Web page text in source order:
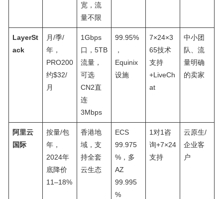
宽，流
量不限
LayerSt
ack
月/季/
年，
PRO200
约$32/
月
1Gbps
口，5TB
流量，
可选
CN2直
连
3Mbps
99.95%
，
Equinix
设施
7×24×3
65技术
支持
+LiveCh
at
中小团
队、流
量明确
的卖家
阿里云
国际
按量/包
年，
2024年
底降价
11–18%
香港地
域，支
持全套
云生态
ECS
99.975
%，多
AZ
99.995
%
1对1咨
询+7×24
支持
云原生/
企业客
户